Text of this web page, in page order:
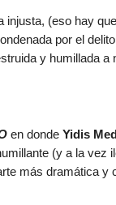
injusta, (eso hay
por el
y humillada a
en donde Yidis
(y a la vez
más dramática y